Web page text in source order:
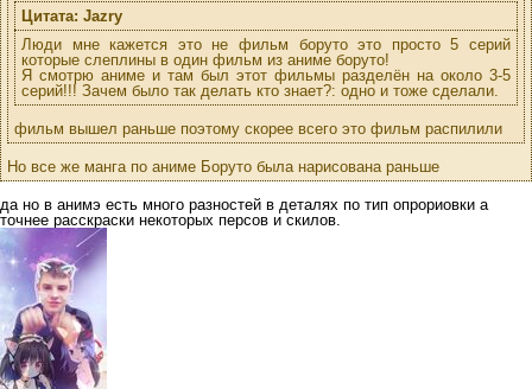
Цитата: Jazry
Люди мне кажется это не фильм боруто это просто 5 серий
которые слеплины в один фильм из аниме боруто!
Я смотрю аниме и там был этот фильмы разделён на около 3-5
серий!!! Зачем было так делать кто знает?: одно и тоже сделали.
фильм вышел раньше поэтому скорее всего это фильм распилили
Но все же манга по аниме Боруто была нарисована раньше
да но в анимэ есть много разностей в деталях по тип опрориовки а
точнее расскраски некоторых персов и скилов.